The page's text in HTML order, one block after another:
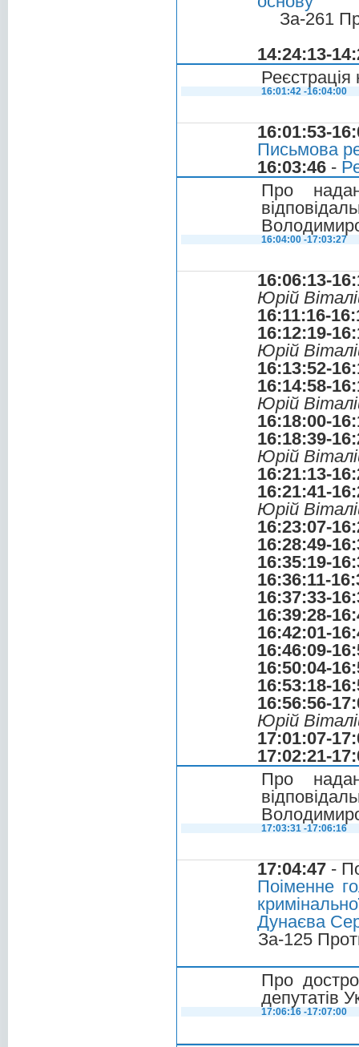
За-261
14:24:13-
Реєстрація
16:01:42 -16:04:00
16:01:53-
Письмова
16:03:46 -
Про
16:04:00 -17:03:27
16:06:13-
Юрій
16:11:16-
16:12:19-
Юрій
16:13:52-
16:14:58-
Юрій
16:18:00-
16:18:39-
Юрій
16:21:13-
16:21:41-
Юрій
16:23:07-
16:28:49-
16:35:19-
16:36:11-
16:37:33-
16:39:28-
16:42:01-
16:46:09-
16:50:04-
16:53:18-
16:56:56-
Юрій
17:01:07-
17:02:21-
Про
17:03:31 -17:06:16
17:04:47 -
Поіменне
Дунаєва
За-125
Про
депутатів
17:06:16 -17:07:00